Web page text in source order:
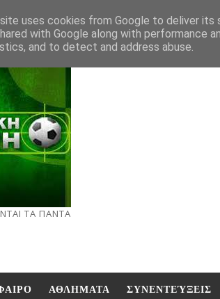
ΤΑ ΠΑΝΤΑ
ΑΘΛΗΜΑΤΑ ΣΥΝΕΝΤΕΎΞΕΙΣ
uses cookies from Google to deliver its
with Google along with performance
and to detect and address abuse.